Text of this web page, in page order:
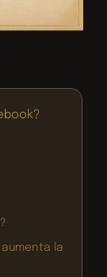
la